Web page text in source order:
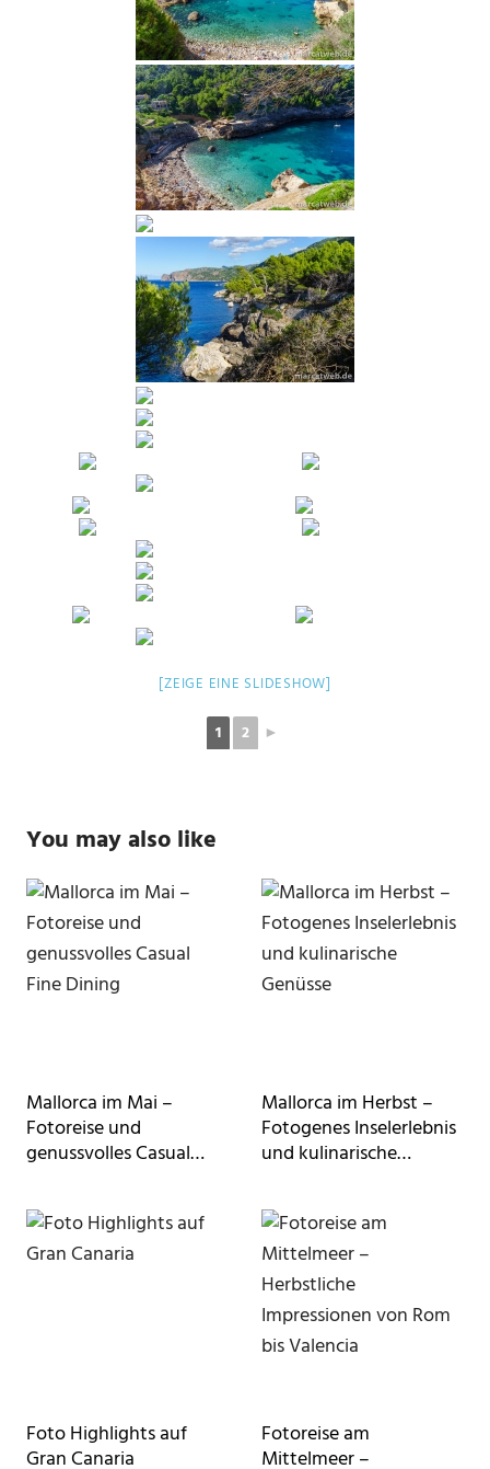
[ZEIGE EINE SLIDESHOW]
1 2 ►
You may also like
Mallorca im Mai –
Fotoreise und
genussvolles Casual
Mallorca im Herbst –
Fotogenes Inselerlebnis
und kulinarische
Foto Highlights auf
Gran Canaria
Fotoreise am
Mittelmeer –